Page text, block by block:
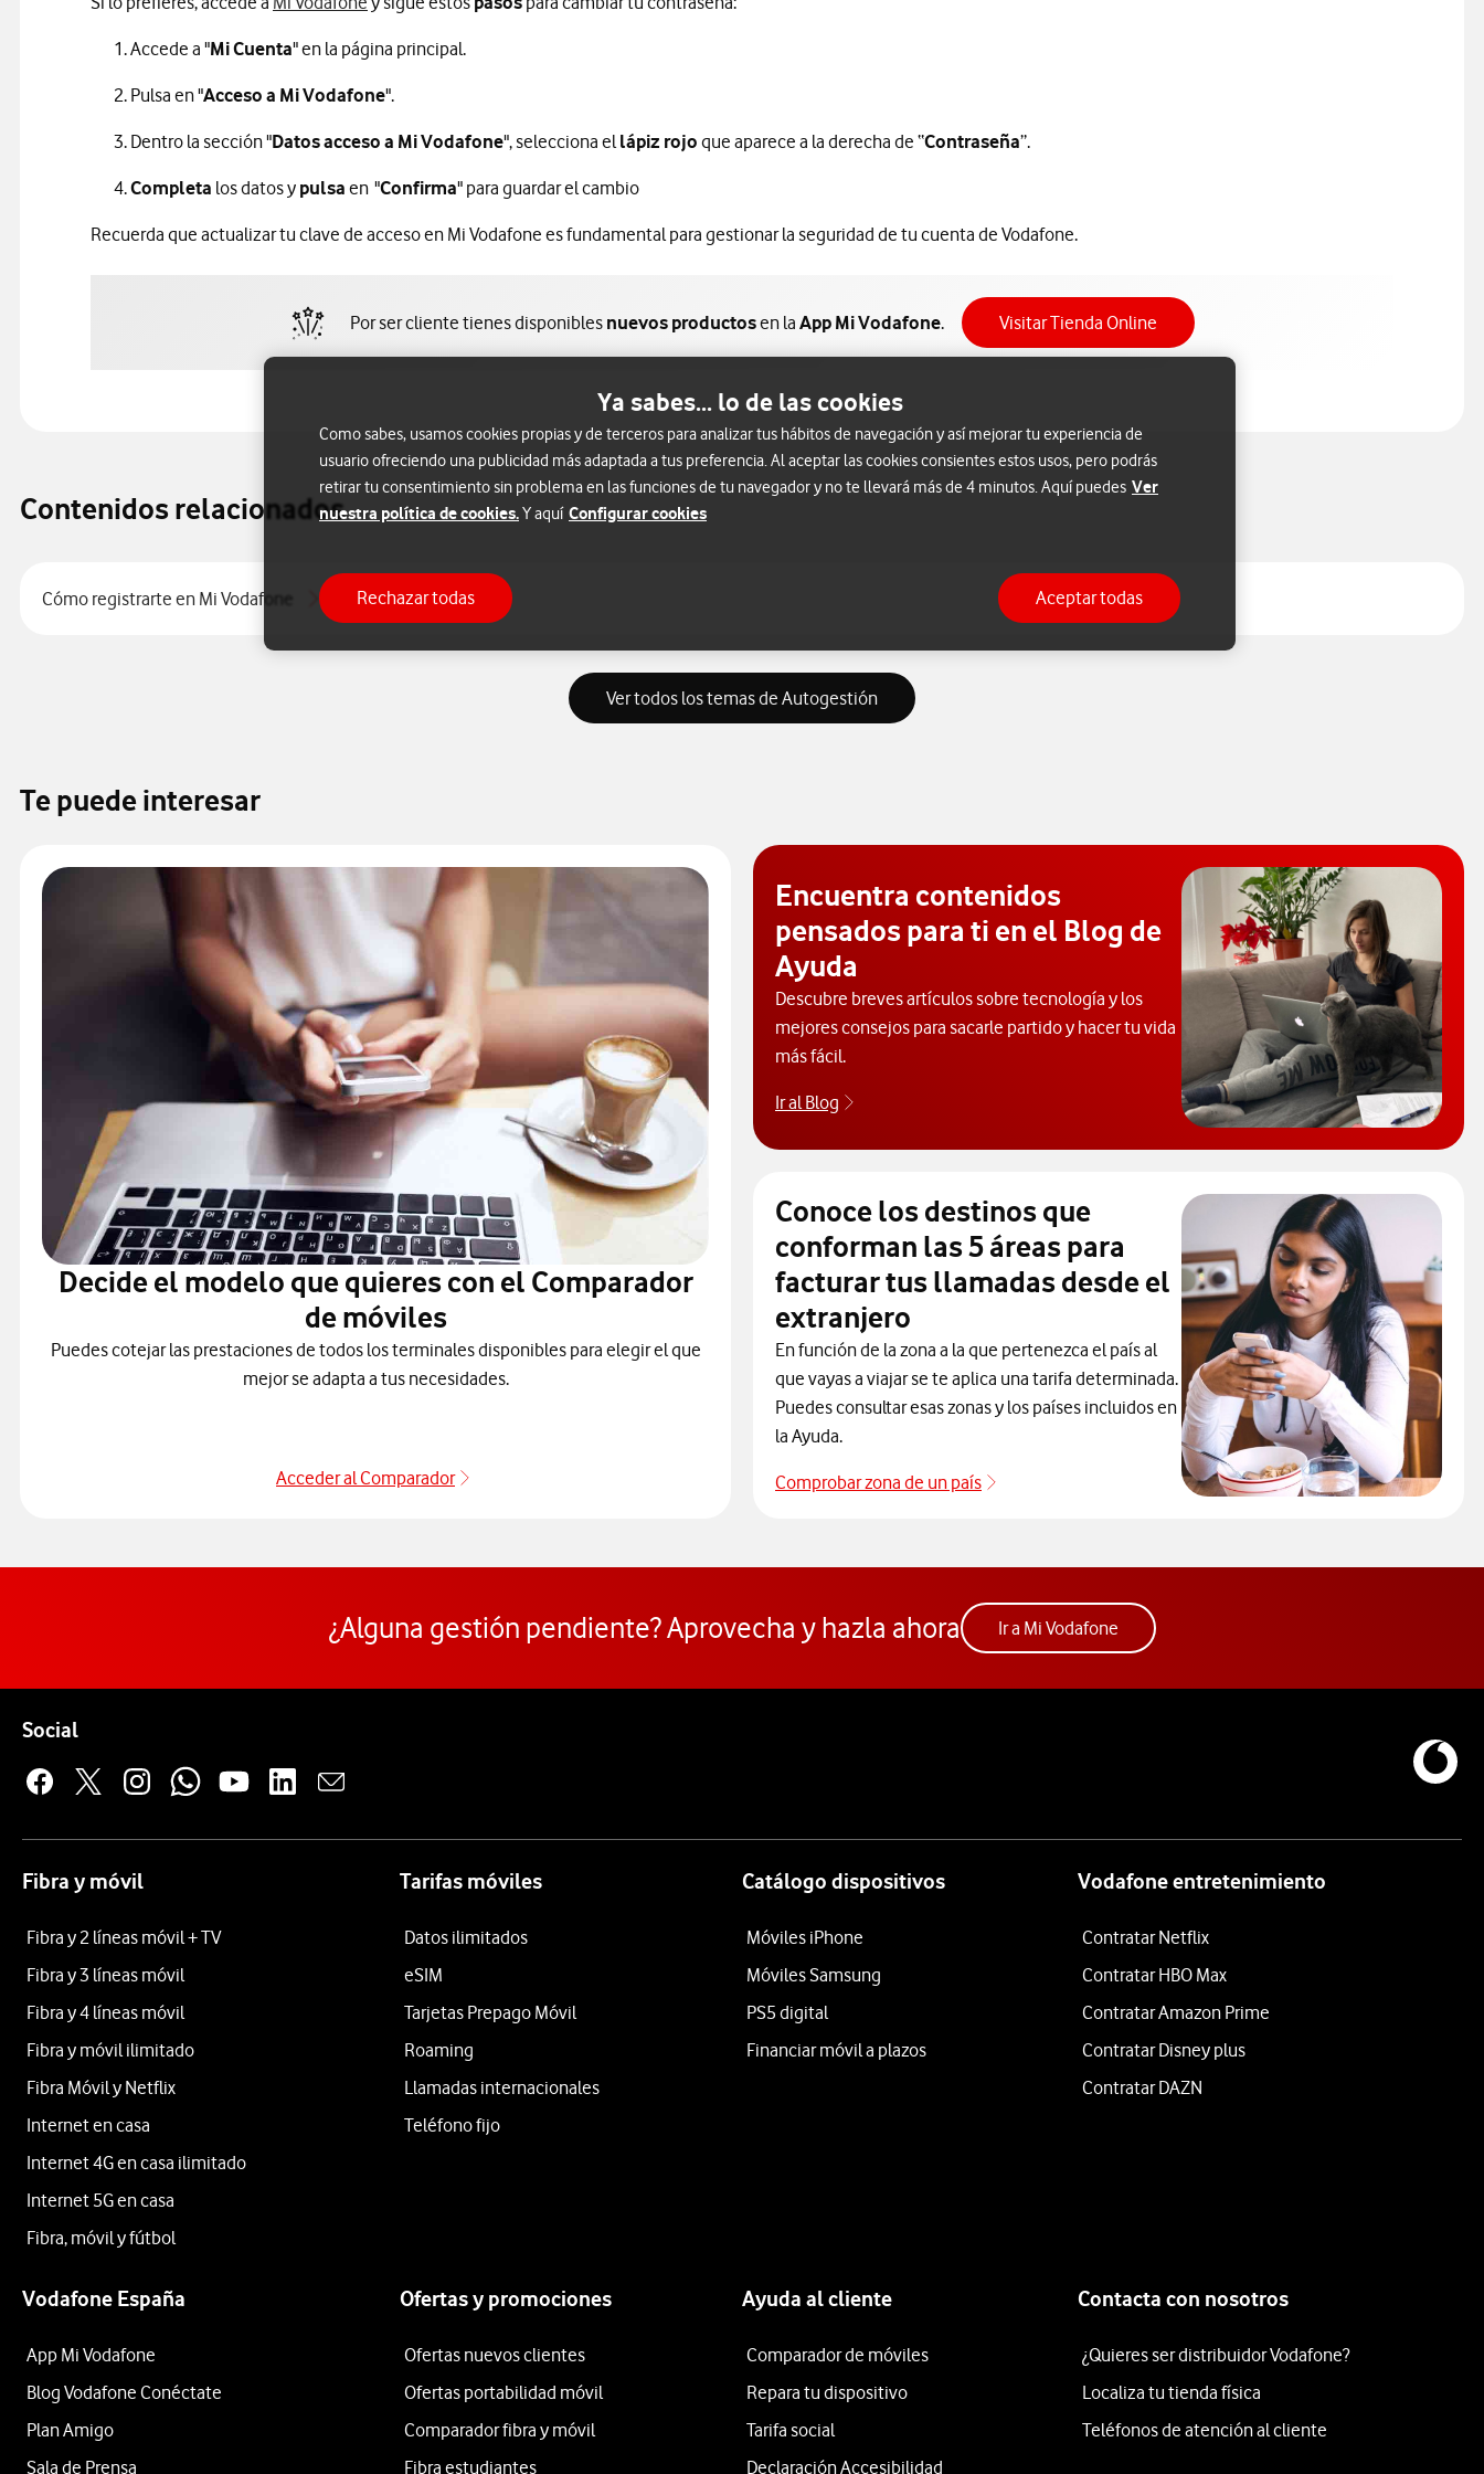
Accede a "Mi Cuenta" en la página principal.
Pulsa en "Acceso a Mi Vodafone".
Dentro la sección "Datos acceso a Mi Vodafone", selecciona ellápiz rojo que aparece a la derecha de “Contraseña”.
Completa los datos y pulsa en "Confirma" para guardar el cambio
Recuerda que actualizar tu clave de acceso en Mi Vodafone es fundamental para gestionar la seguridad de tu cuenta de Vodafone.
Por ser cliente tienes disponibles nuevos productosen laApp Mi Vodafone. Visitar Tienda Online Acceso a Tienda Online
Contenidos relacionados
Cómo registrarte en Mi Vodafone
Ver todos los temas de Autogestión
Te puede interesar
Decide el modelo que quieres con el Comparador
de móviles
Puedes cotejar las prestaciones de todos los terminales disponibles para elegir el que
mejor se adapta a tus necesidades.
Acceder al Comparador
Encuentra contenidos
pensados para ti en el Blog de
Ayuda
Descubre breves artículos sobre tecnología y los
mejores consejos para sacarle partido y hacer tu vida
más fácil.
Ir al Blog
Descubre el blog de Ayuda. Abrir ventana modal
Conoce los destinos que
conforman las 5 áreas para
facturar tus llamadas desde el
extranjero
En función de la zona a la que pertenezca el país al
que vayas a viajar se te aplica una tarifa determinada.
Puedes consultar esas zonas y los países incluidos en
la Ayuda.
Comprobar zona de un país
Países por zonas roaming
¿Alguna gestión pendiente? Aprovecha y hazla ahora Ir a Mi VodafoneAcceder a la app Mi Vodafone. Abre ventana
SocialEnlaces a las redes sociales de Vodafone
Fibra y móvil
Fibra y 2 líneas móvil + TV
Fibra y 3 líneas móvil
Fibra y 4 líneas móvil
Fibra y móvil ilimitado
Fibra Móvil y Netflix
Internet en casa
Internet 4G en casa ilimitado
Internet 5G en casa
Fibra, móvil y fútbol
Tarifas móviles
Datos ilimitados
eSIM
Tarjetas Prepago Móvil
Roaming
Llamadas internacionales
Teléfono fijo
Catálogo dispositivos
Móviles iPhone
Móviles Samsung
PS5 digital
Financiar móvil a plazos
Vodafone entretenimiento
Contratar Netflix
Contratar HBO Max
Contratar Amazon Prime
Contratar Disney plus
Contratar DAZN
Vodafone España
App Mi Vodafone
Blog Vodafone Conéctate
Plan Amigo
Sala de Prensa
Ofertas y promociones
Ofertas nuevos clientes
Ofertas portabilidad móvil
Comparador fibra y móvil
Fibra estudiantes
Ayuda al cliente
Comparador de móviles
Repara tu dispositivo
Tarifa social
Declaración Accesibilidad
Contacta con nosotros
¿Quieres ser distribuidor Vodafone?
Localiza tu tienda física
Teléfonos de atención al cliente
Ya sabes... lo de las cookies
Como sabes, usamos cookies propias y de terceros para analizar tus hábitos de navegación y así mejorar tu experiencia de
usuario ofreciendo una publicidad más adaptada a tus preferencia. Al aceptar las cookies consientes estos usos, pero podrás
retirar tu consentimiento sin problema en las funciones de tu navegador y no te llevará más de 4 minutos. Aquí puedes Ver
nuestra política de cookies.Y aquí Configurar cookies
Rechazar todas Aceptar todas